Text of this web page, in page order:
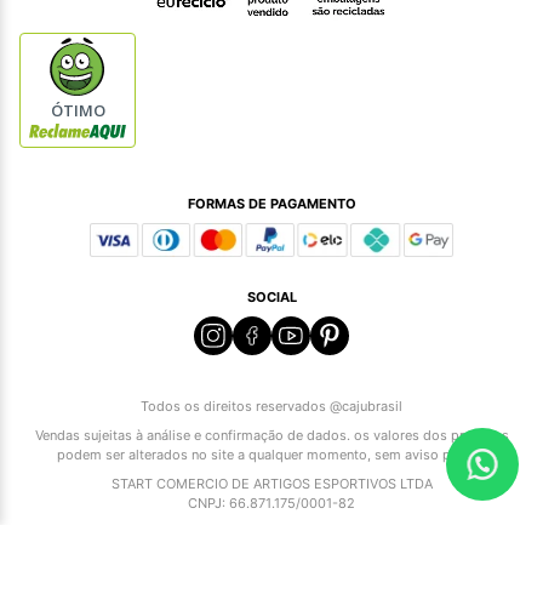
ÓTIMO
FORMAS DE PAGAMENTO
SOCIAL
Todos os direitos reservados @cajubrasil
Vendas sujeitas à análise e confirmação de dados. os valores dos produtos
podem ser alterados no site a qualquer momento, sem aviso prévio.
START COMERCIO DE ARTIGOS ESPORTIVOS LTDA
CNPJ: 66.871.175/0001-82